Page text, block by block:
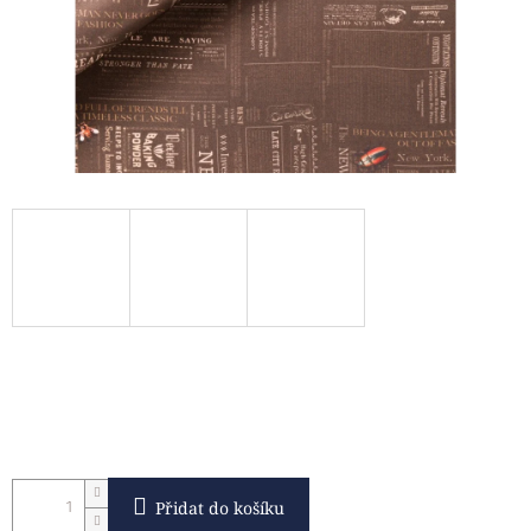
Přidat do košíku